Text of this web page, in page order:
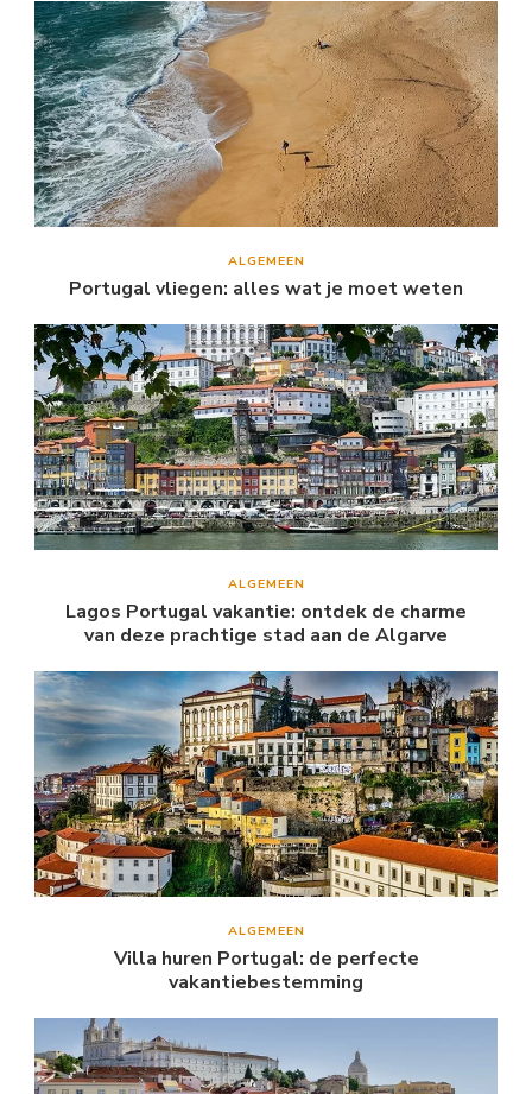
ALGEMEEN
Portugal vliegen: alles wat je moet weten
ALGEMEEN
Lagos Portugal vakantie: ontdek de charme
van deze prachtige stad aan de Algarve
ALGEMEEN
Villa huren Portugal: de perfecte
vakantiebestemming